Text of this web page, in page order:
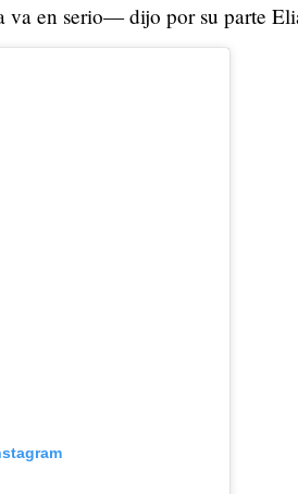
va en serio— dijo por su parte